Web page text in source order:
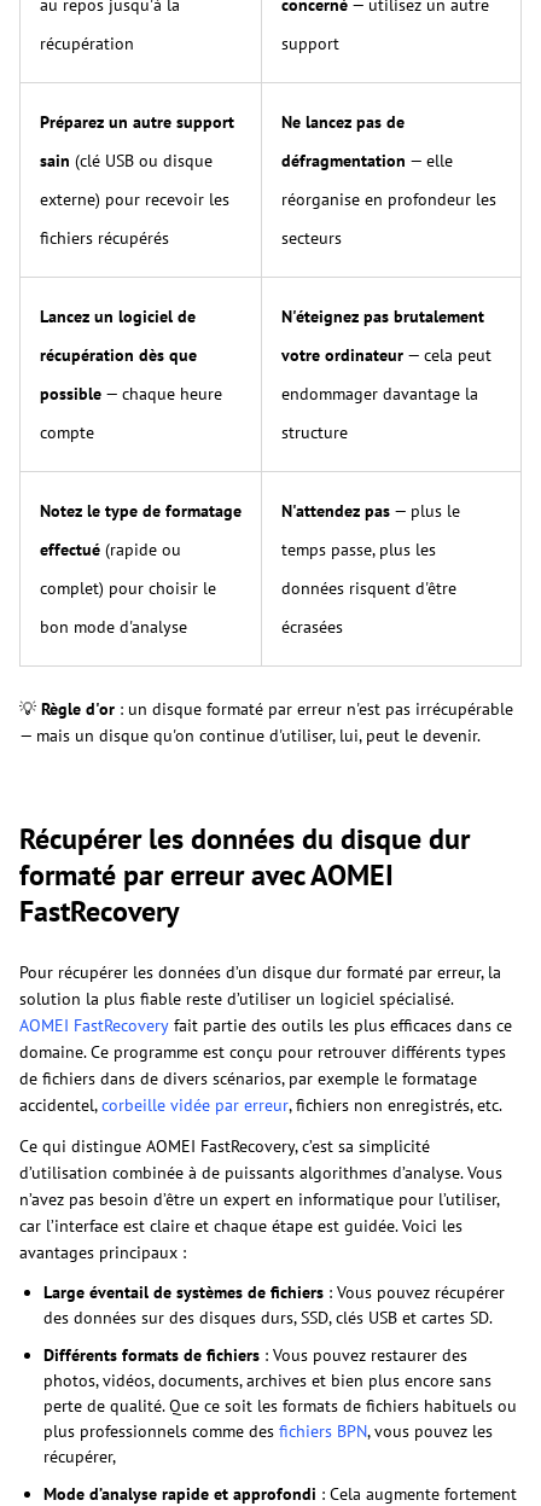
au repos jusqu'à la
récupération
concerné — utilisez un autre
support
Préparez un autre support
sain (clé USB ou disque
externe) pour recevoir les
fichiers récupérés
Ne lancez pas de
défragmentation — elle
réorganise en profondeur les
secteurs
Lancez un logiciel de
récupération dès que
possible — chaque heure
compte
N'éteignez pas brutalement
votre ordinateur — cela peut
endommager davantage la
structure
Notez le type de formatage
effectué (rapide ou
complet) pour choisir le
bon mode d'analyse
N'attendez pas — plus le
temps passe, plus les
données risquent d'être
écrasées
💡 Règle d'or : un disque formaté par erreur n'est pas irrécupérable
— mais un disque qu'on continue d'utiliser, lui, peut le devenir.
Récupérer les données du disque dur
formaté par erreur avec AOMEI
FastRecovery
Pour récupérer les données d’un disque dur formaté par erreur, la
solution la plus fiable reste d’utiliser un logiciel spécialisé.
AOMEI FastRecovery fait partie des outils les plus efficaces dans ce
domaine. Ce programme est conçu pour retrouver différents types
de fichiers dans de divers scénarios, par exemple le formatage
accidentel,corbeille vidée par erreur, fichiers non enregistrés, etc.
Ce qui distingue AOMEI FastRecovery, c’est sa simplicité
d’utilisation combinée à de puissants algorithmes d’analyse. Vous
n’avez pas besoin d’être un expert en informatique pour l’utiliser,
car l’interface est claire et chaque étape est guidée. Voici les
avantages principaux :
Large éventail de systèmes de fichiers : Vous pouvez récupérer
des données sur des disques durs, SSD, clés USB et cartes SD.
Différents formats de fichiers : Vous pouvez restaurer des
photos, vidéos, documents, archives et bien plus encore sans
perte de qualité. Que ce soit les formats de fichiers habituels ou
plus professionnels comme des fichiers BPN, vous pouvez les
récupérer,
Mode d’analyse rapide et approfondi : Cela augmente fortement